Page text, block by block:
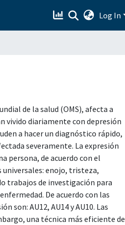
Log In
de la salud (OMS), afecta a
vivido diariamente con depresión
a hacer un diagnóstico rápido,
severamente. La expresión
persona, de acuerdo con el
universales: enojo, tristeza,
trabajos de investigación para
De acuerdo con las
son: AU12, AU14 y AU10. Las
una técnica más eficiente de